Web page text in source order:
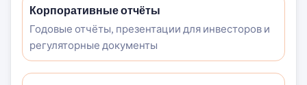
Корпоративные отчёты
Годовые отчёты, презентации для инвесторов и
регуляторные документы